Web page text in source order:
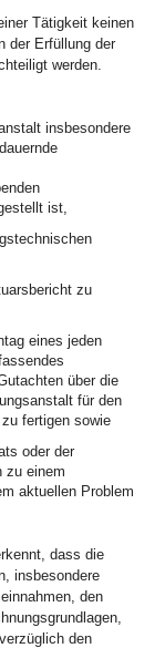
Tätigkeit keinen
der Erfüllung der
werden.
insbesondere
ist,
zu
eines jeden
über die
für den
fertigen sowie
oder der
zu einem
aktuellen Problem
dass die
insbesondere
den
den